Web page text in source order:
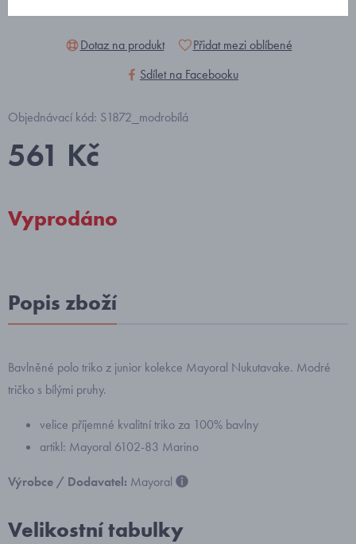
Dotaz na produkt
Přidat mezi oblíbené
Sdílet na Facebooku
Objednávací kód: S1872_modrobílá
561 Kč
Vyprodáno
Popis zboží
Bavlněné polo triko z junior kolekce Mayoral Nukutavake. Modré
tričko s bílými pruhy.
velice příjemné kvalitní triko za 100% bavlny
artikl: Mayoral 6102-83 Marino
Výrobce / Dodavatel: Mayoral
Velikostní tabulky